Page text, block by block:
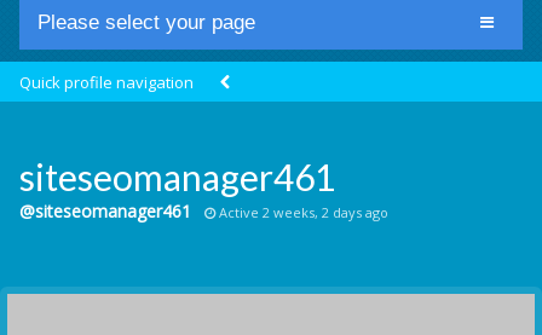
Please select your page
Groups
Communication Point
Quick profile navigation
siteseomanager461
@siteseomanager461 Active 2 weeks, 2 days ago